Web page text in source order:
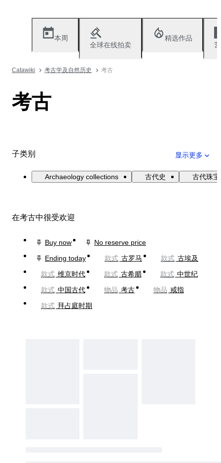
本周
全球在线拍卖
精选作品
Catawiki 考古学及自然历史 考古
考古
子类别 显示更多
Archaeology collections 古代史 古代珠
在考古中很受欢迎
Buy now
No reserve price
Ending today
款式 古罗马 款式 古埃及
款式 维京时代 款式 古希腊 款式 中世纪
款式 中国古代 物品 考古 物品 戒指
款式 拜占庭时期